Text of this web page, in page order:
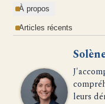
À propos
Articles récents
leurs